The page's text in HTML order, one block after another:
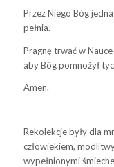
Przez Niego Bóg
pełnia.
Pragnę trwać w
aby Bóg pomnożył
Amen.
Rekolekcje były dla
człowiekiem,
wypełnionymi